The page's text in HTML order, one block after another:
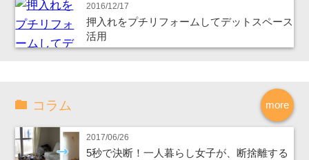
2016/12/17
押入れをプチリフォームしてデットスペース
活用
more
コラム
2017/06/26
5秒で決断！一人暮らし女子が、断捨離する